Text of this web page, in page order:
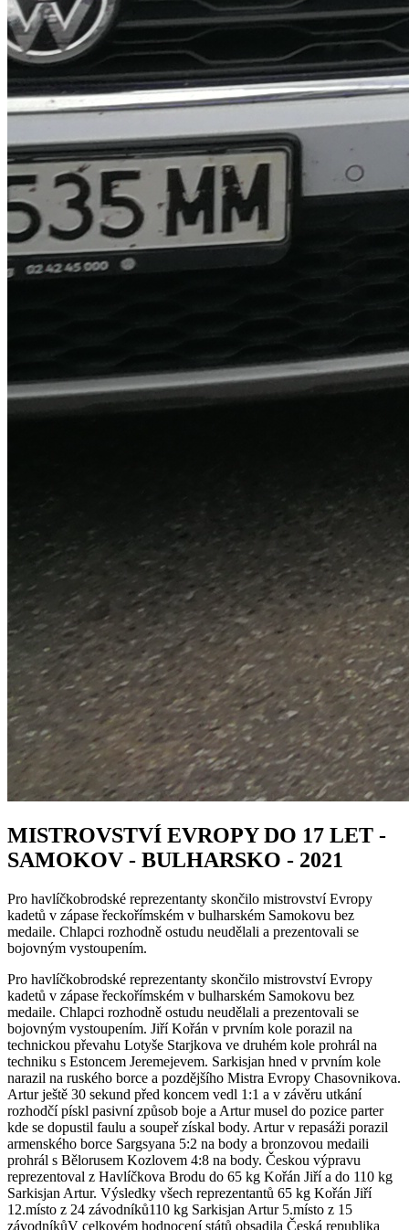
MISTROVSTVÍ EVROPY DO 17 LET -
SAMOKOV - BULHARSKO - 2021
Pro havlíčkobrodské reprezentanty skončilo mistrovství Evropy
kadetů v zápase řeckořímském v bulharském Samokovu bez
medaile. Chlapci rozhodně ostudu neudělali a prezentovali se
bojovným vystoupením.
Pro havlíčkobrodské reprezentanty skončilo mistrovství Evropy
kadetů v zápase řeckořímském v bulharském Samokovu bez
medaile. Chlapci rozhodně ostudu neudělali a prezentovali se
bojovným vystoupením. Jiří Kořán v prvním kole porazil na
technickou převahu Lotyše Starjkova ve druhém kole prohrál na
techniku s Estoncem Jeremejevem. Sarkisjan hned v prvním kole
narazil na ruského borce a pozdějšího Mistra Evropy Chasovnikova.
Artur ještě 30 sekund před koncem vedl 1:1 a v závěru utkání
rozhodčí pískl pasivní způsob boje a Artur musel do pozice parter
kde se dopustil faulu a soupeř získal body. Artur v repasáži porazil
armenského borce Sargsyana 5:2 na body a bronzovou medaili
prohrál s Bělorusem Kozlovem 4:8 na body. Českou výpravu
reprezentoval z Havlíčkova Brodu do 65 kg Kořán Jiří a do 110 kg
Sarkisjan Artur. Výsledky všech reprezentantů 65 kg Kořán Jiří
12.místo z 24 závodníků110 kg Sarkisjan Artur 5.místo z 15
závodníkůV celkovém hodnocení států obsadila Česká republika